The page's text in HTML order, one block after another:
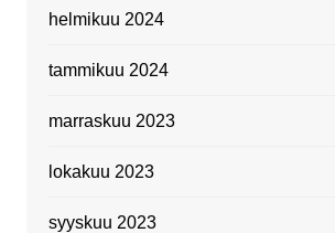
helmikuu 2024
tammikuu 2024
marraskuu 2023
lokakuu 2023
syyskuu 2023